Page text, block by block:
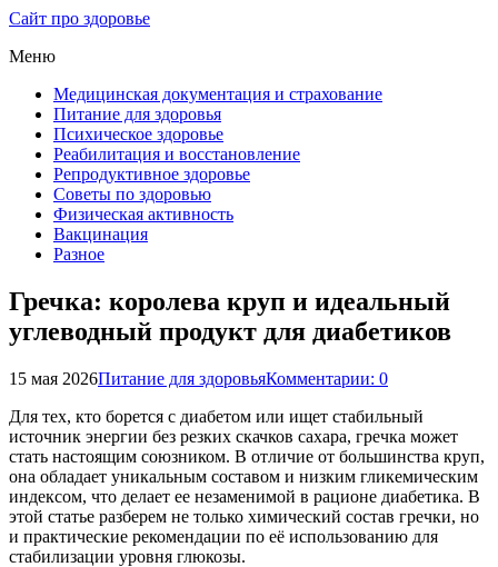
Сайт про здоровье
Меню
Медицинская документация и страхование
Питание для здоровья
Психическое здоровье
Реабилитация и восстановление
Репродуктивное здоровье
Советы по здоровью
Физическая активность
Вакцинация
Разное
Гречка: королева круп и идеальный
углеводный продукт для диабетиков
15 мая 2026Питание для здоровьяКомментарии: 0
Для тех, кто борется с диабетом или ищет стабильный
источник энергии без резких скачков сахара, гречка может
стать настоящим союзником. В отличие от большинства круп,
она обладает уникальным составом и низким гликемическим
индексом, что делает ее незаменимой в рационе диабетика. В
этой статье разберем не только химический состав гречки, но
и практические рекомендации по её использованию для
стабилизации уровня глюкозы.